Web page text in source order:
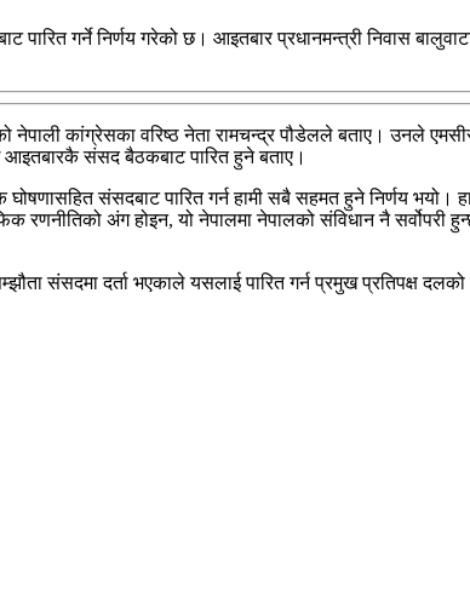
पारित गर्ने निर्णय गरेको छ। आइतबार प्रधानमन्त्री निवास
नेपाली कांग्रेसका वरिष्ठ नेता रामचन्द्र पौडेलले बताए। उनले
आइतबारकै संसद बैठकबाट पारित हुने बताए।
संसदबाट पारित गर्न हामी सबै सहमत हुने निर्णय
रणनीतिको अंग होइन, यो नेपालमा नेपालको संविधान नै सर्वोपरी
संसदमा दर्ता भएकाले यसलाई पारित गर्न प्रमुख प्रतिपक्ष